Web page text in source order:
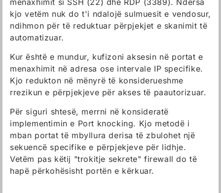
menaxhimit si SSH (22) dhe RDP (3389). Ndërsa
kjo vetëm nuk do t'i ndalojë sulmuesit e vendosur,
ndihmon për të reduktuar përpjekjet e skanimit të
automatizuar.
Kur është e mundur, kufizoni aksesin në portat e
menaxhimit në adresa ose intervale IP specifike.
Kjo redukton në mënyrë të konsiderueshme
rrezikun e përpjekjeve për akses të paautorizuar.
Për siguri shtesë, merrni në konsideratë
implementimin e Port knocking. Kjo metodë i
mban portat të mbyllura derisa të zbulohet një
sekuencë specifike e përpjekjeve për lidhje.
Vetëm pas këtij "trokitje sekrete" firewall do të
hapë përkohësisht portën e kërkuar.